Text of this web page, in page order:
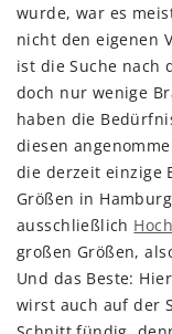
wurde, war es
nicht den eigenen
ist die Suche nach
doch nur wenige
haben die
diesen
die derzeit einzige
Größen in
ausschließlich
großen Größen,
Und das Beste:
wirst auch auf der